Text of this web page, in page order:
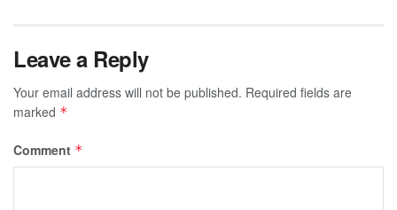
Leave a Reply
Your email address will not be published. Required fields are
marked *
Comment *